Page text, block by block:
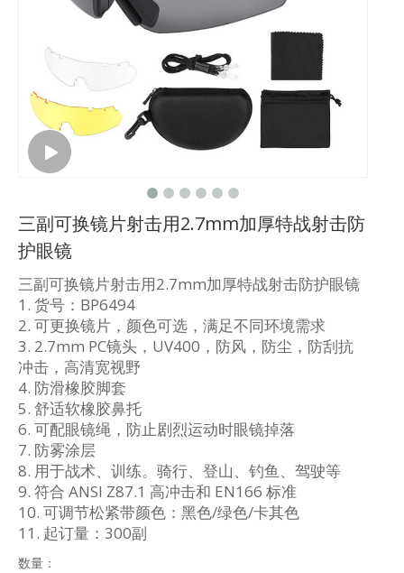
三副可换镜片射击用2.7mm加厚特战射击防
护眼镜
三副可换镜片射击用2.7mm加厚特战射击防护眼镜
1. 货号：BP6494
2. 可更换镜片，颜色可选，满足不同环境需求
3. 2.7mm PC镜头，UV400，防风，防尘，防刮抗
冲击，高清宽视野
4. 防滑橡胶脚套
5. 舒适软橡胶鼻托
6. 可配眼镜绳，防止剧烈运动时眼镜掉落
7. 防雾涂层
8. 用于战术、训练。骑行、登山、钓鱼、驾驶等
9. 符合 ANSI Z87.1 高冲击和 EN166 标准
10. 可调节松紧带颜色：黑色/绿色/卡其色
11. 起订量：300副
数量：